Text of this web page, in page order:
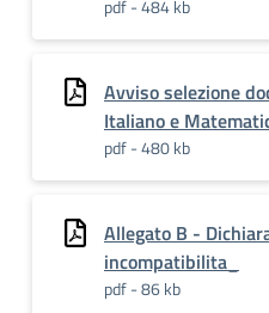
pdf - 484 kb
Avviso selezione
Italiano e
pdf - 480 kb
Allegato B -
incompatibilita_
pdf - 86 kb